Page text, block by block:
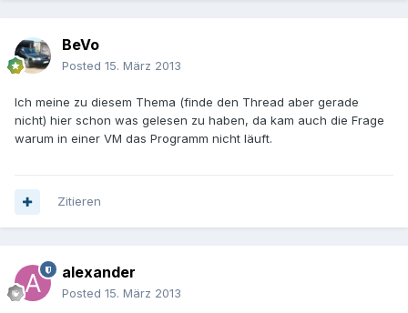
BeVo
Posted 15. März 2013
Ich meine zu diesem Thema (finde den Thread aber gerade
nicht) hier schon was gelesen zu haben, da kam auch die Frage
warum in einer VM das Programm nicht läuft.
Zitieren
alexander
Posted 15. März 2013